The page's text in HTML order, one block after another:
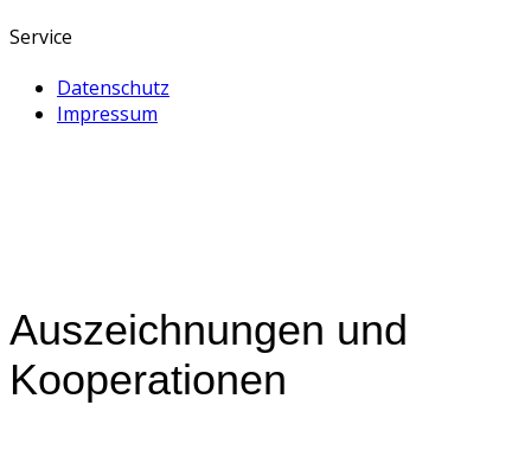
Service
Datenschutz
Impressum
Auszeichnungen und
Kooperationen